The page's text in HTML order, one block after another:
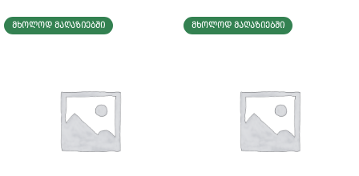
ᲛᲮᲝᲚᲝᲓ ᲛᲐᲦᲐᲖᲘᲔᲑᲨᲘ ᲛᲮᲝᲚᲝᲓ ᲛᲐᲦᲐᲖᲘᲔᲑᲨᲘ